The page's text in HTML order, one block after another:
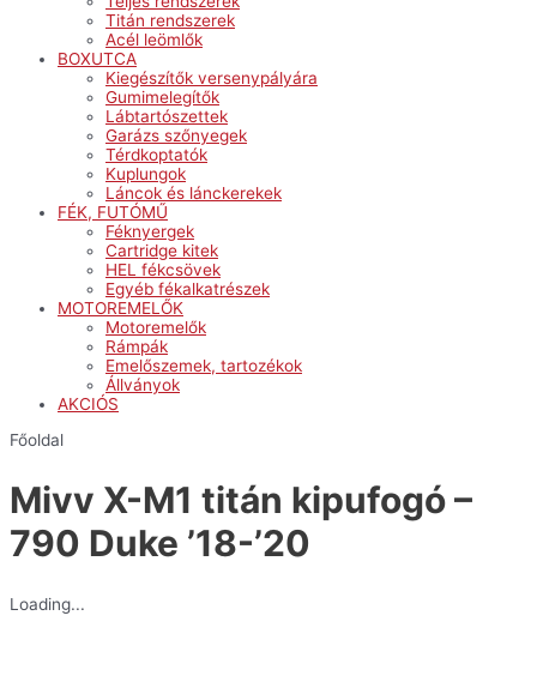
Titán rendszerek
Acél leömlők
BOXUTCA
Kiegészítők versenypályára
Gumimelegítők
Lábtartószettek
Garázs szőnyegek
Térdkoptatók
Kuplungok
Láncok és lánckerekek
FÉK, FUTÓMŰ
Féknyergek
Cartridge kitek
HEL fékcsövek
Egyéb fékalkatrészek
MOTOREMELŐK
Motoremelők
Rámpák
Emelőszemek, tartozékok
Állványok
AKCIÓS
Főoldal
Mivv X-M1 titán kipufogó –
790 Duke ’18-’20
Loading...